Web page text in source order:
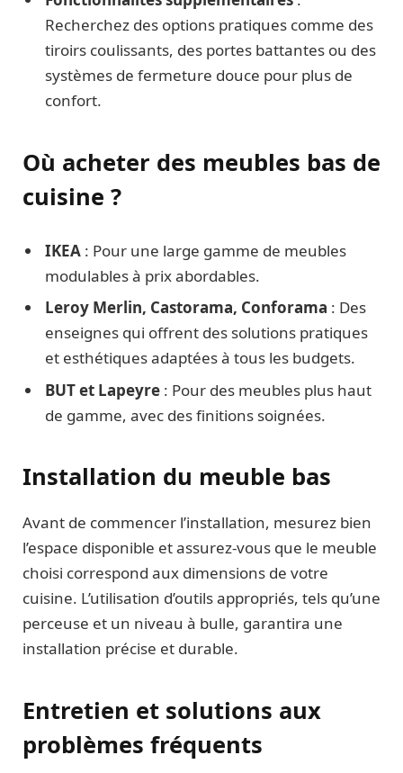
Recherchez des options pratiques comme des
tiroirs coulissants, des portes battantes ou des
systèmes de fermeture douce pour plus de
confort.
Où acheter des meubles bas de
cuisine ?
IKEA : Pour une large gamme de meubles
modulables à prix abordables.
Leroy Merlin, Castorama, Conforama : Des
enseignes qui offrent des solutions pratiques
et esthétiques adaptées à tous les budgets.
BUT et Lapeyre : Pour des meubles plus haut
de gamme, avec des finitions soignées.
Installation du meuble bas
Avant de commencer l’installation, mesurez bien
l’espace disponible et assurez-vous que le meuble
choisi correspond aux dimensions de votre
cuisine. L’utilisation d’outils appropriés, tels qu’une
perceuse et un niveau à bulle, garantira une
installation précise et durable.
Entretien et solutions aux
problèmes fréquents